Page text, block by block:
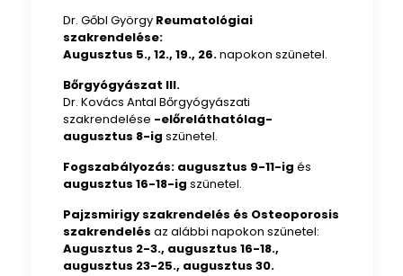
Dr. Gőbl György Reumatológiai
szakrendelése:
Augusztus 5., 12., 19., 26.napokon szünetel.
Bőrgyógyászat III.
Dr. Kovács Antal Bőrgyógyászati
szakrendelése -előreláthatólag-
augusztus 8-ig szünetel.
Fogszabályozás: augusztus 9-11-ig és
augusztus 16-18-ig szünetel.
Pajzsmirigy szakrendelés és Osteoporosis
szakrendelés az alábbi napokon szünetel:
Augusztus 2-3., augusztus 16-18.,
augusztus 23-25., augusztus 30.